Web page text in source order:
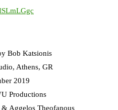
Bob Katsionis
Athens, GR
2019
Productions
Aggelos Theofanous